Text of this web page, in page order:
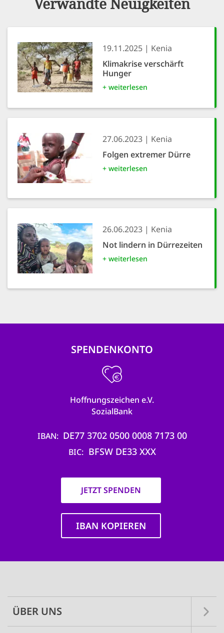
19.11.2025
Kenia
Klimakrise verschärft
Hunger
+ weiterlesen
27.06.2023
Kenia
Folgen extremer Dürre
+ weiterlesen
26.06.2023
Kenia
Not lindern in Dürrezeiten
+ weiterlesen
SPENDENKONTO
Hoffnungszeichen e.V.
SozialBank
IBAN DE77 3702 0500 0008 7173 00
BIC BFSW DE33 XXX
JETZT SPENDEN
IBAN KOPIEREN
ÜBER UNS